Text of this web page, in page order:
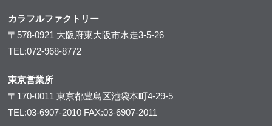
カラフルファクトリー
〒578-0921 大阪府東大阪市水走3-5-26
TEL:072-968-8772
東京営業所
〒170-0011東京都豊島区池袋本町4-29-5
TEL:03-6907-2010 FAX:03-6907-2011